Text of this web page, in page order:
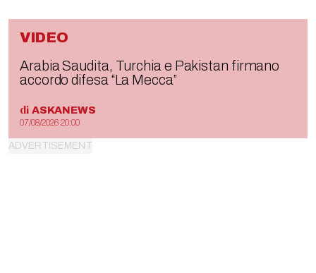
VIDEO
Arabia Saudita, Turchia e Pakistan firmano
accordo difesa “La Mecca”
di ASKANEWS
07/08/2026 20:00